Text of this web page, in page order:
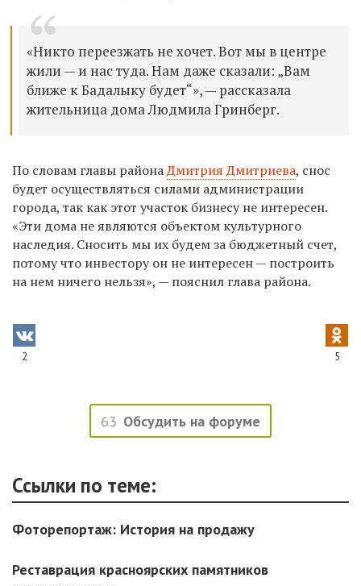
«Никто переезжать не хочет. Вот мы в центре
жили — и нас туда. Нам даже сказали: „Вам
ближе к Бадалыку будет“», — рассказала
жительница дома Людмила Гринберг.
По словам главы районаДмитрия Дмитриева, снос
будет осуществляться силами администрации
города, так как этот участок бизнесу не интересен.
«Эти дома не являются объектом культурного
наследия. Сносить мы их будем за бюджетный счет,
потому что инвестору он не интересен — построить
на нем ничего нельзя», — пояснил глава района.
2 5
63 Обсудить на форуме
Ссылки по теме:
Фоторепортаж: История на продажу
Реставрация красноярских памятников